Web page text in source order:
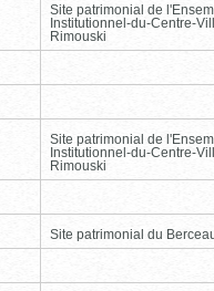
Site patrimonial de
Institutionnel-du-Centre-
Rimouski
Site patrimonial de
Institutionnel-du-Centre-
Rimouski
Site patrimonial du